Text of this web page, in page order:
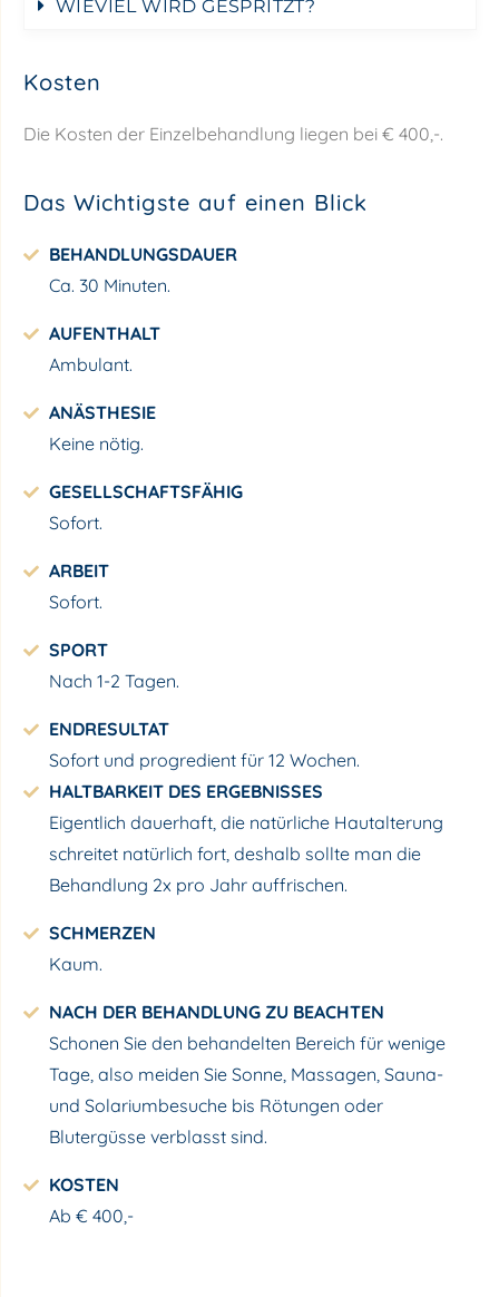
WIEVIEL WIRD GESPRITZT?
Kosten
Die Kosten der Einzelbehandlung liegen bei € 400,-.
Das Wichtigste auf einen Blick
BEHANDLUNGSDAUER
Ca. 30 Minuten.
AUFENTHALT
Ambulant.
ANÄSTHESIE
Keine nötig.
GESELLSCHAFTSFÄHIG
Sofort.
ARBEIT
Sofort.
SPORT
Nach 1-2 Tagen.
ENDRESULTAT
Sofort und progredient für 12 Wochen.
HALTBARKEIT DES ERGEBNISSES
Eigentlich dauerhaft, die natürliche Hautalterung
schreitet natürlich fort, deshalb sollte man die
Behandlung 2x pro Jahr auffrischen.
SCHMERZEN
Kaum.
NACH DER BEHANDLUNG ZU BEACHTEN
Schonen Sie den behandelten Bereich für wenige
Tage, also meiden Sie Sonne, Massagen, Sauna-
und Solariumbesuche bis Rötungen oder
Blutergüsse verblasst sind.
KOSTEN
Ab € 400,-